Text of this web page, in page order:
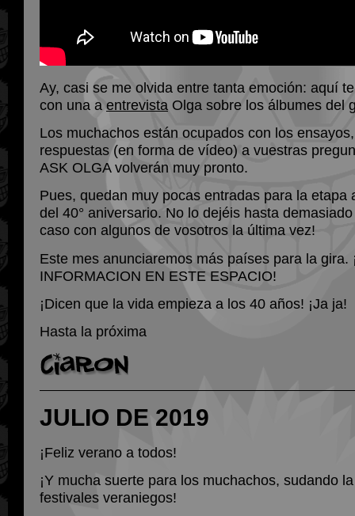
Ay, casi se me olvida entre tanta emoción: aquí
con una a entrevista Olga sobre los álbumes del
Los muchachos están ocupados con los
respuestas (en forma de vídeo) a vuestras
ASK OLGA volverán muy pronto.
Pues, quedan muy pocas entradas para la etapa
del 40° aniversario. No lo dejéis hasta
caso con algunos de vosotros la última vez!
Este mes anunciaremos más países para la gira.
INFORMACION EN ESTE ESPACIO!
¡Dicen que la vida empieza a los 40 años! ¡Ja ja!
Hasta la próxima
JULIO DE 2019
¡Feliz verano a todos!
¡Y mucha suerte para los muchachos, sudando
festivales veraniegos!